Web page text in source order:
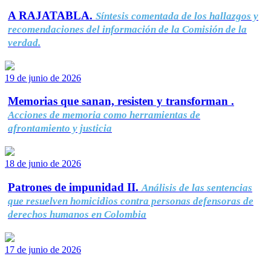
A RAJATABLA. Síntesis comentada de los hallazgos y
recomendaciones del información de la Comisión de la
verdad.
19 de junio de 2026
Memorias que sanan, resisten y transforman .
Acciones de memoria como herramientas de
afrontamiento y justicia
18 de junio de 2026
Patrones de impunidad II. Análisis de las sentencias
que resuelven homicidios contra personas defensoras de
derechos humanos en Colombia
17 de junio de 2026